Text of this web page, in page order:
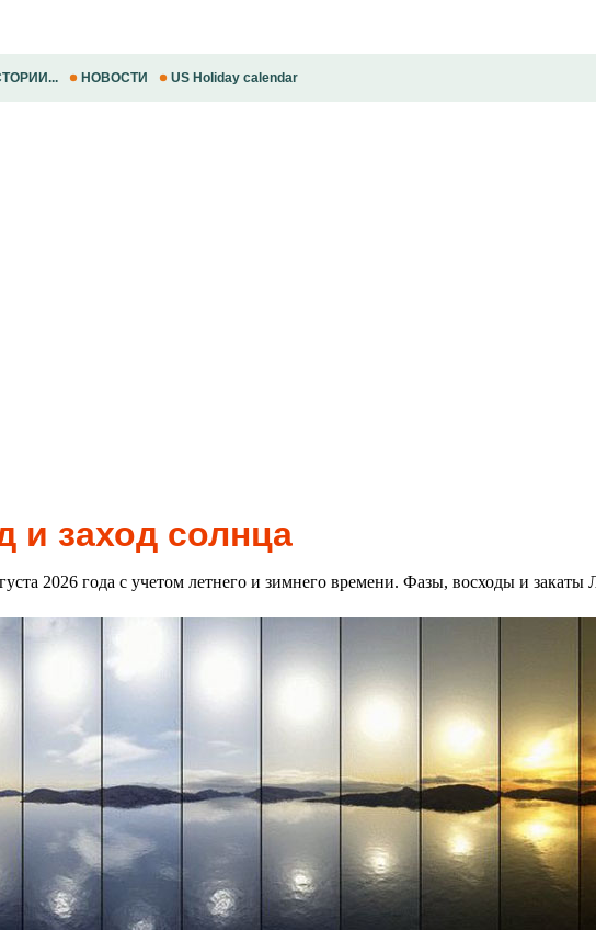
НОВОСТИ US Holiday calendar
и заход солнца
2026 года с учетом летнего и зимнего времени. Фазы, восходы и закаты